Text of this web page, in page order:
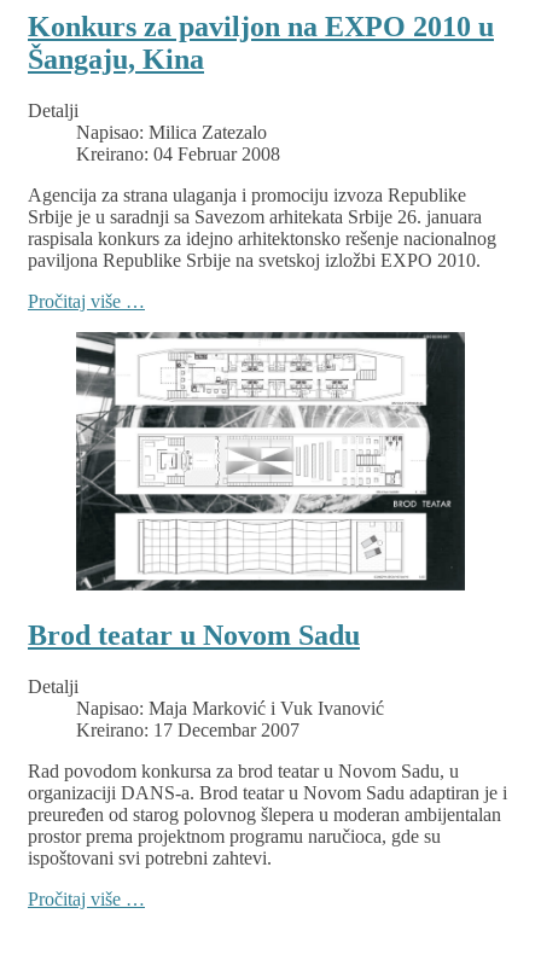
Konkurs za paviljon na EXPO 2010 u
Šangaju, Kina
Detalji
Napisao: Milica Zatezalo
Kreirano: 04 Februar 2008
Agencija za strana ulaganja i promociju izvoza Republike
Srbije je u saradnji sa Savezom arhitekata Srbije 26. januara
raspisala konkurs za idejno arhitektonsko rešenje nacionalnog
paviljona Republike Srbije na svetskoj izložbi EXPO 2010.
Pročitaj više …
Brod teatar u Novom Sadu
Detalji
Napisao: Maja Marković i Vuk Ivanović
Kreirano: 17 Decembar 2007
Rad povodom konkursa za brod teatar u Novom Sadu, u
organizaciji DANS-a. Brod teatar u Novom Sadu adaptiran je i
preuređen od starog polovnog šlepera u moderan ambijentalan
prostor prema projektnom programu naručioca, gde su
ispoštovani svi potrebni zahtevi.
Pročitaj više …